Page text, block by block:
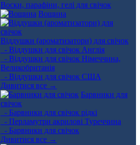
Воски, парафіни, гелі для свічок
Вощина
Віддушки (ароматизатори) для свічок
- Віддушки для свічок Англія
- Віддушки для свічок Німеччина,
Великобританія
- Віддушки для свічок США
Дивитися все →
Барвники для
свічок
- Барвники для свічок рідкі
- Перламутри акрилові Туреччина
- Барвники для свічок
Дивитися все →